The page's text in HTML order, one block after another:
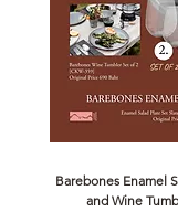
Barebones Enamel
and Wine